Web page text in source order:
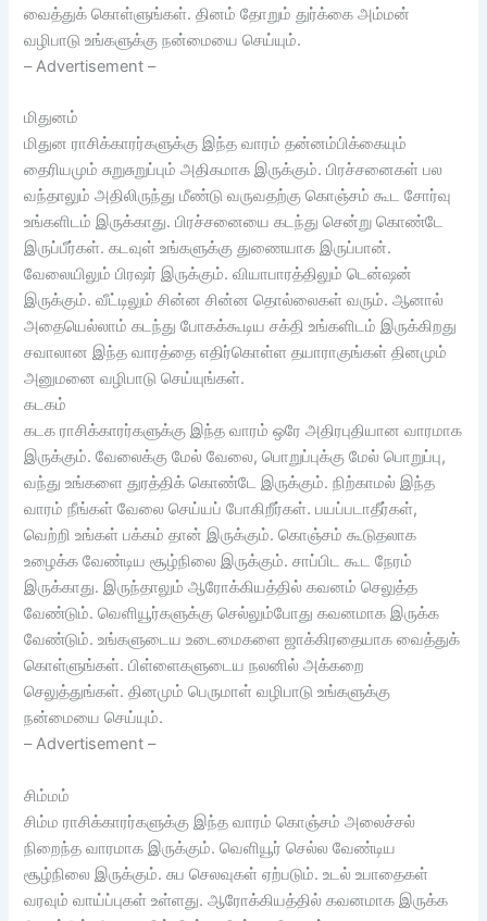
வைத்துக் கொள்ளுங்கள். தினம் தோறும் துர்க்கை அம்மன்
வழிபாடு உங்களுக்கு நன்மையை செய்யும்.
– Advertisement –
மிதுனம்
மிதுன ராசிக்காரர்களுக்கு இந்த வாரம் தன்னம்பிக்கையும்
தைரியமும் சுறுசுறுப்பும் அதிகமாக இருக்கும். பிரச்சனைகள் பல
வந்தாலும் அதிலிருந்து மீண்டு வருவதற்கு கொஞ்சம் கூட சோர்வு
உங்களிடம் இருக்காது. பிரச்சனையை கடந்து சென்று கொண்டே
இருப்பீர்கள். கடவுள் உங்களுக்கு துணையாக இருப்பான்.
வேலையிலும் பிரஷர் இருக்கும். வியாபாரத்திலும் டென்ஷன்
இருக்கும். வீட்டிலும் சின்ன சின்ன தொல்லைகள் வரும். ஆனால்
அதையெல்லாம் கடந்து போகக்கூடிய சக்தி உங்களிடம் இருக்கிறது
சவாலான இந்த வாரத்தை எதிர்கொள்ள தயாராகுங்கள் தினமும்
அனுமனை வழிபாடு செய்யுங்கள்.
கடகம்
கடக ராசிக்காரர்களுக்கு இந்த வாரம் ஒரே அதிரபுதியான வாரமாக
இருக்கும். வேலைக்கு மேல் வேலை, பொறுப்புக்கு மேல் பொறுப்பு,
வந்து உங்களை துரத்திக் கொண்டே இருக்கும். நிற்காமல் இந்த
வாரம் நீங்கள் வேலை செய்யப் போகிறீர்கள். பயப்படாதீர்கள்,
வெற்றி உங்கள் பக்கம் தான் இருக்கும். கொஞ்சம் கூடுதலாக
உழைக்க வேண்டிய சூழ்நிலை இருக்கும். சாப்பிட கூட நேரம்
இருக்காது. இருந்தாலும் ஆரோக்கியத்தில் கவனம் செலுத்த
வேண்டும். வெளியூர்களுக்கு செல்லும்போது கவனமாக இருக்க
வேண்டும். உங்களுடைய உடைமைகளை ஜாக்கிரதையாக வைத்துக்
கொள்ளுங்கள். பிள்ளைகளுடைய நலனில் அக்கறை
செலுத்துங்கள். தினமும் பெருமாள் வழிபாடு உங்களுக்கு
நன்மையை செய்யும்.
– Advertisement –
சிம்மம்
சிம்ம ராசிக்காரர்களுக்கு இந்த வாரம் கொஞ்சம் அலைச்சல்
நிறைந்த வாரமாக இருக்கும். வெளியூர் செல்ல வேண்டிய
சூழ்நிலை இருக்கும். சுப செலவுகள் ஏற்படும். உடல் உபாதைகள்
வரவும் வாய்ப்புகள் உள்ளது. ஆரோக்கியத்தில் கவனமாக இருக்க